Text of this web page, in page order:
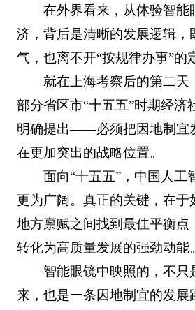
在外界看来，从体验智能
济，背后是清晰的发展逻辑，
气，也离不开“按规律办事”的
就在上海考察后的第二天
部分省区市“十五五”时期经济
明确提出——必须把因地制宜
在更加突出的战略位置。
面向“十五五”，中国人工
更为广阔。真正的关键，在于
地方禀赋之间找到最佳平衡点
转化为高质量发展的强劲动能。
智能眼镜中映照的，不只
来，也是一条因地制宜的发展